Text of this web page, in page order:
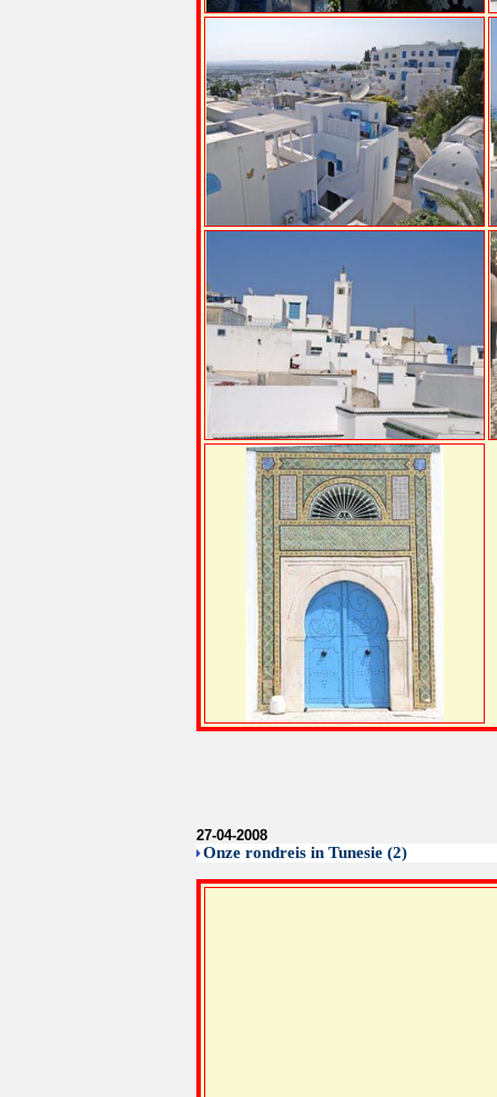
27-04-2008
Onze rondreis in Tunesie (2)